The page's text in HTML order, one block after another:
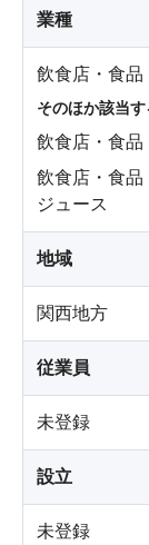
業種
飲食店・食
そのほか該当
飲食店・食
飲食店・食
ジュース
地域
関西地方
従業員
未登録
設立
未登録